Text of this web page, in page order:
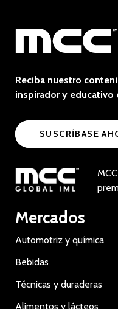
Reciba nuestro
inspirador y educativo
SUSCRÍBASE
Mercados
Automotriz y química
Bebidas
Técnicas y duraderas
Alimentos y lácteos